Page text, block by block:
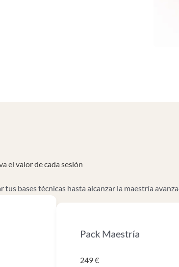
el valor de cada sesión
tus bases técnicas hasta alcanzar la maestría
Pack Maestría
249 €